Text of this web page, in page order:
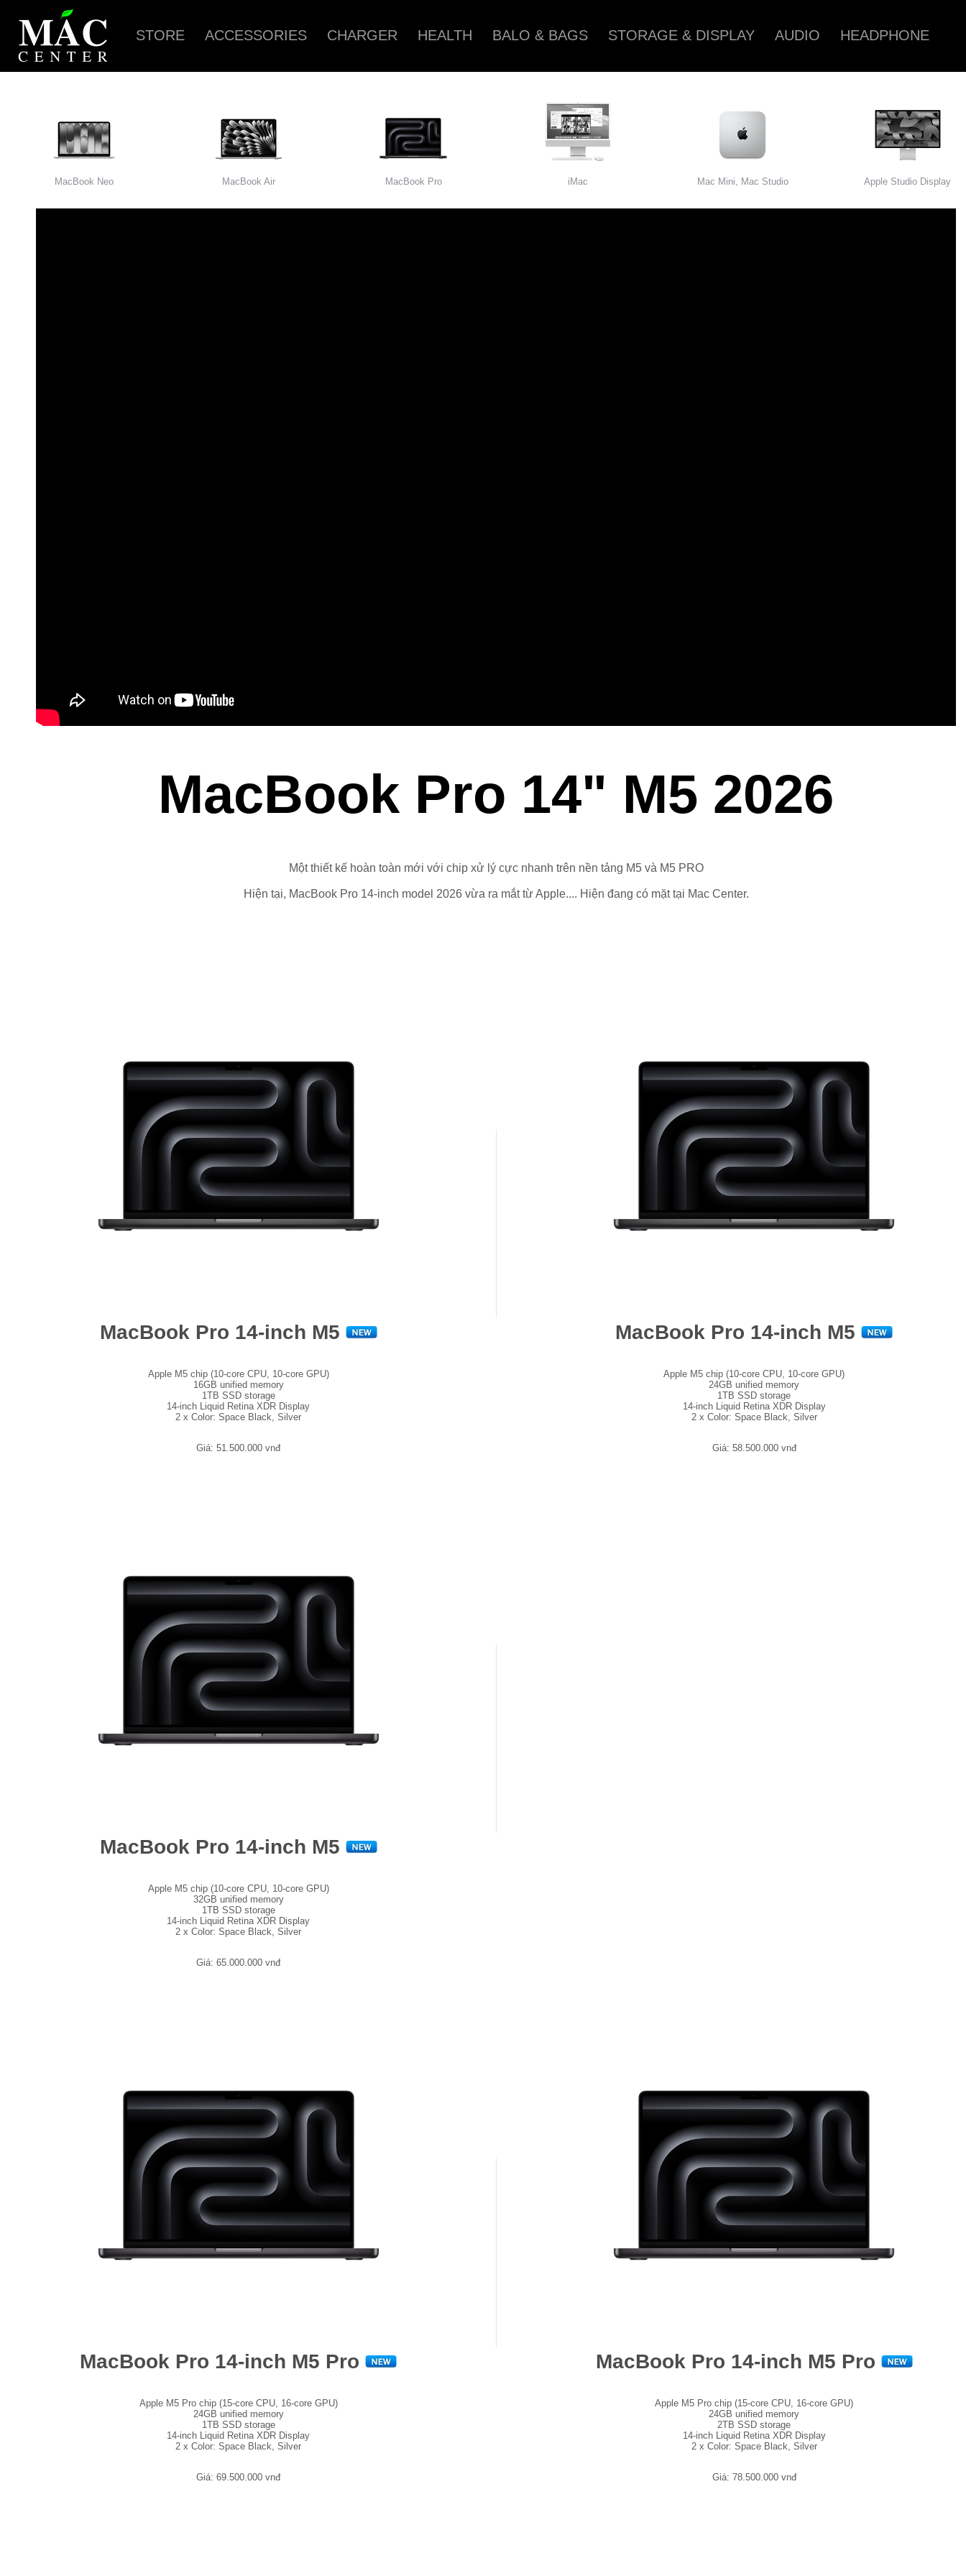
STORE ACCESSORIES CHARGER HEALTH BALO & BAGS STORAGE & DISPLAY AUDIO HEADPHONE
MacBook Neo MacBook Air MacBook Pro iMac Mac Mini, Mac Studio Apple Studio Display
MacBook Pro 14" M5 2026
Một thiết kế hoàn toàn mới với chip xử lý cực nhanh trên nền tảng M5 và M5 PRO
Hiện tại, MacBook Pro 14-inch model 2026 vừa ra mắt từ Apple.... Hiện đang có mặt tại Mac Center.
MacBook Pro 14-inch M5
Apple M5 chip (10-core CPU, 10-core GPU)
16GB unified memory
1TB SSD storage
14-inch Liquid Retina XDR Display
2 x Color: Space Black, Silver
Giá: 51.500.000 vnđ
MacBook Pro 14-inch M5
Apple M5 chip (10-core CPU, 10-core GPU)
24GB unified memory
1TB SSD storage
14-inch Liquid Retina XDR Display
2 x Color: Space Black, Silver
Giá: 58.500.000 vnđ
MacBook Pro 14-inch M5
Apple M5 chip (10-core CPU, 10-core GPU)
32GB unified memory
1TB SSD storage
14-inch Liquid Retina XDR Display
2 x Color: Space Black, Silver
Giá: 65.000.000 vnđ
MacBook Pro 14-inch M5 Pro
Apple M5 Pro chip (15-core CPU, 16-core GPU)
24GB unified memory
1TB SSD storage
14-inch Liquid Retina XDR Display
2 x Color: Space Black, Silver
Giá: 69.500.000 vnđ
MacBook Pro 14-inch M5 Pro
Apple M5 Pro chip (15-core CPU, 16-core GPU)
24GB unified memory
2TB SSD storage
14-inch Liquid Retina XDR Display
2 x Color: Space Black, Silver
Giá: 78.500.000 vnđ